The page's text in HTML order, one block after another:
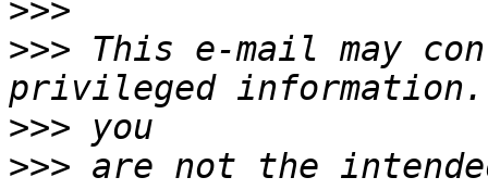
>>>
>>> This e-mail may
>>>
>>> are not the